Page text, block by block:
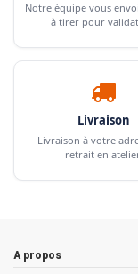
Notre équipe vous
à tirer pour
Livraison
Livraison à votre
retrait en
A propos